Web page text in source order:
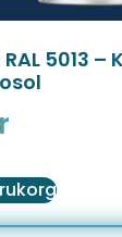
RAL 5013